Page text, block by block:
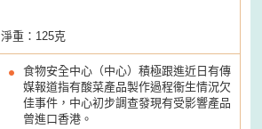
淨重：125克
食物安全中心（中心）積極跟進近日有傳
媒報道指有酸菜產品製作過程衞生情況欠
佳事件，中心初步調查發現有受影響產品
曾進口香港。